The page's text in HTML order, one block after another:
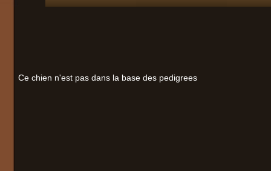
Ce chien n'est pas dans la base des pedigrees